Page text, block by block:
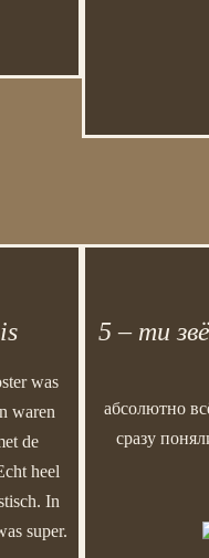
was
waren
de
heel
In
super.
5 – ти
абсолютно
сразу